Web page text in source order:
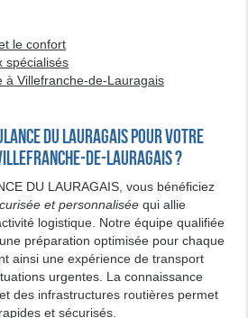
le confort
spécialisés
à Villefranche-de-Lauragais
DU LAURAGAIS pour votre
de-Lauragais ?
DU LAURAGAIS, vous bénéficiez
et personnalisée qui allie
logistique. Notre équipe qualifiée
préparation optimisée pour chaque
ainsi une expérience de transport
urgentes. La connaissance
des infrastructures routières permet
et sécurisés.